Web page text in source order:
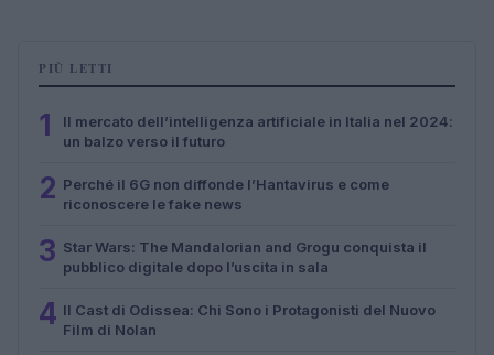
PIÙ LETTI
1
Il mercato dell’intelligenza artificiale in Italia nel 2024:
un balzo verso il futuro
2 Perché il 6G non diffonde l’Hantavirus e come
riconoscere le fake news
3 Star Wars: The Mandalorian and Grogu conquista il
pubblico digitale dopo l’uscita in sala
4 Il Cast di Odissea: Chi Sono i Protagonisti del Nuovo
Film di Nolan